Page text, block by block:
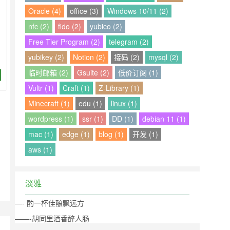
Oracle (4)
office (3)
Windows 10/11 (2)
nfc (2)
fido (2)
yubico (2)
Free Tier Program (2)
telegram (2)
yubikey (2)
Notion (2) 接码 (2)
mysql (2)
临时邮箱 (2)
Gsuite (2)
低价订阅 (1)
Vultr (1)
Craft (1)
Z-Library (1)
Minecraft (1)
edu (1)
linux (1)
wordpress (1)
ssr (1) DD (1)
debian 11 (1)
mac (1)
edge (1) blog (1)
开发 (1)
aws (1)
淡雅
—- 酌一杯佳酿飘远方
——-胡同里酒香醉人肠